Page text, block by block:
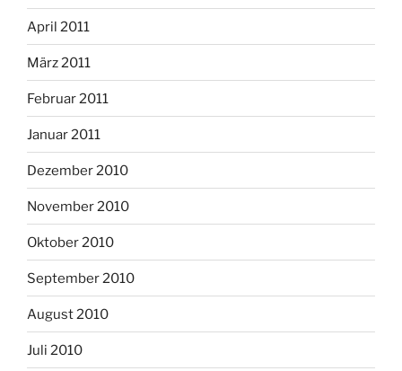
April 2011
März 2011
Februar 2011
Januar 2011
Dezember 2010
November 2010
Oktober 2010
September 2010
August 2010
Juli 2010